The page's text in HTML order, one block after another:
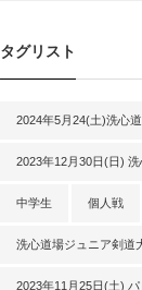
タグリスト
2024年5月24(土)洗心
2023年12月30日(日)
中学生 個人戦
洗心道場ジュニア剣道
2023年11月25日(土)